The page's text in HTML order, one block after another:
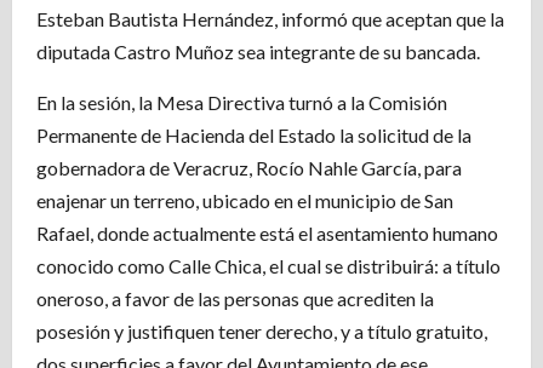
Esteban Bautista Hernández, informó que aceptan que la
diputada Castro Muñoz sea integrante de su bancada.
En la sesión, la Mesa Directiva turnó a la Comisión
Permanente de Hacienda del Estado la solicitud de la
gobernadora de Veracruz, Rocío Nahle García, para
enajenar un terreno, ubicado en el municipio de San
Rafael, donde actualmente está el asentamiento humano
conocido como Calle Chica, el cual se distribuirá: a título
oneroso, a favor de las personas que acrediten la
posesión y justifiquen tener derecho, y a título gratuito,